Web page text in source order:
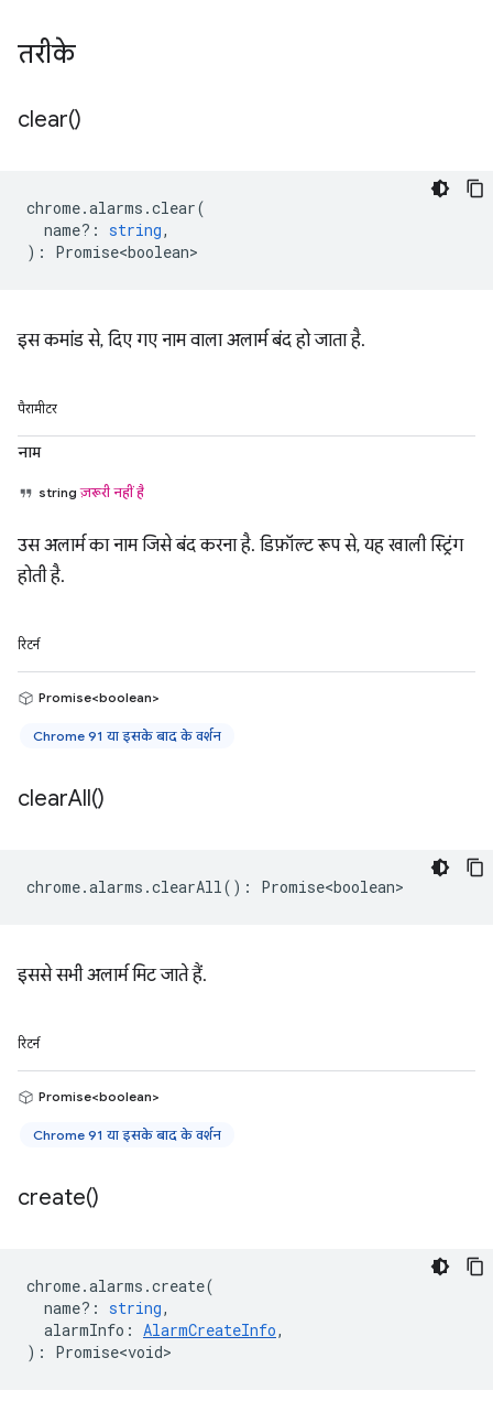
तरीके
clear()
chrome.alarms .clear(
name? : string,
) : Promise<boolean>
इस कमांड से, दिए गए नाम वाला अलार्म बंद हो जाता है.
पैरामीटर
नाम
stringज़रूरी नहीं है
उस अलार्म का नाम जिसे बंद करना है. डिफ़ॉल्ट रूप से, यह खाली स्ट्रिंग
होती है.
रिटर्न
Promise<boolean>
Chrome 91 या इसके बाद के वर्शन
clearAll()
chrome.alarms .clearAll() : Promise<boolean>
इससे सभी अलार्म मिट जाते हैं.
रिटर्न
Promise<boolean>
Chrome 91 या इसके बाद के वर्शन
create()
chrome.alarms .create(
name? : string,
alarmInfo : AlarmCreateInfo,
) : Promise<void>